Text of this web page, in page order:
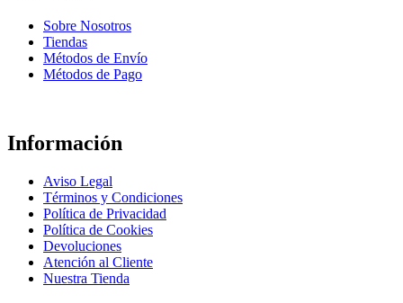
Sobre Nosotros
Tiendas
Métodos de Envío
Métodos de Pago
Información
Aviso Legal
Términos y Condiciones
Política de Privacidad
Política de Cookies
Devoluciones
Atención al Cliente
Nuestra Tienda